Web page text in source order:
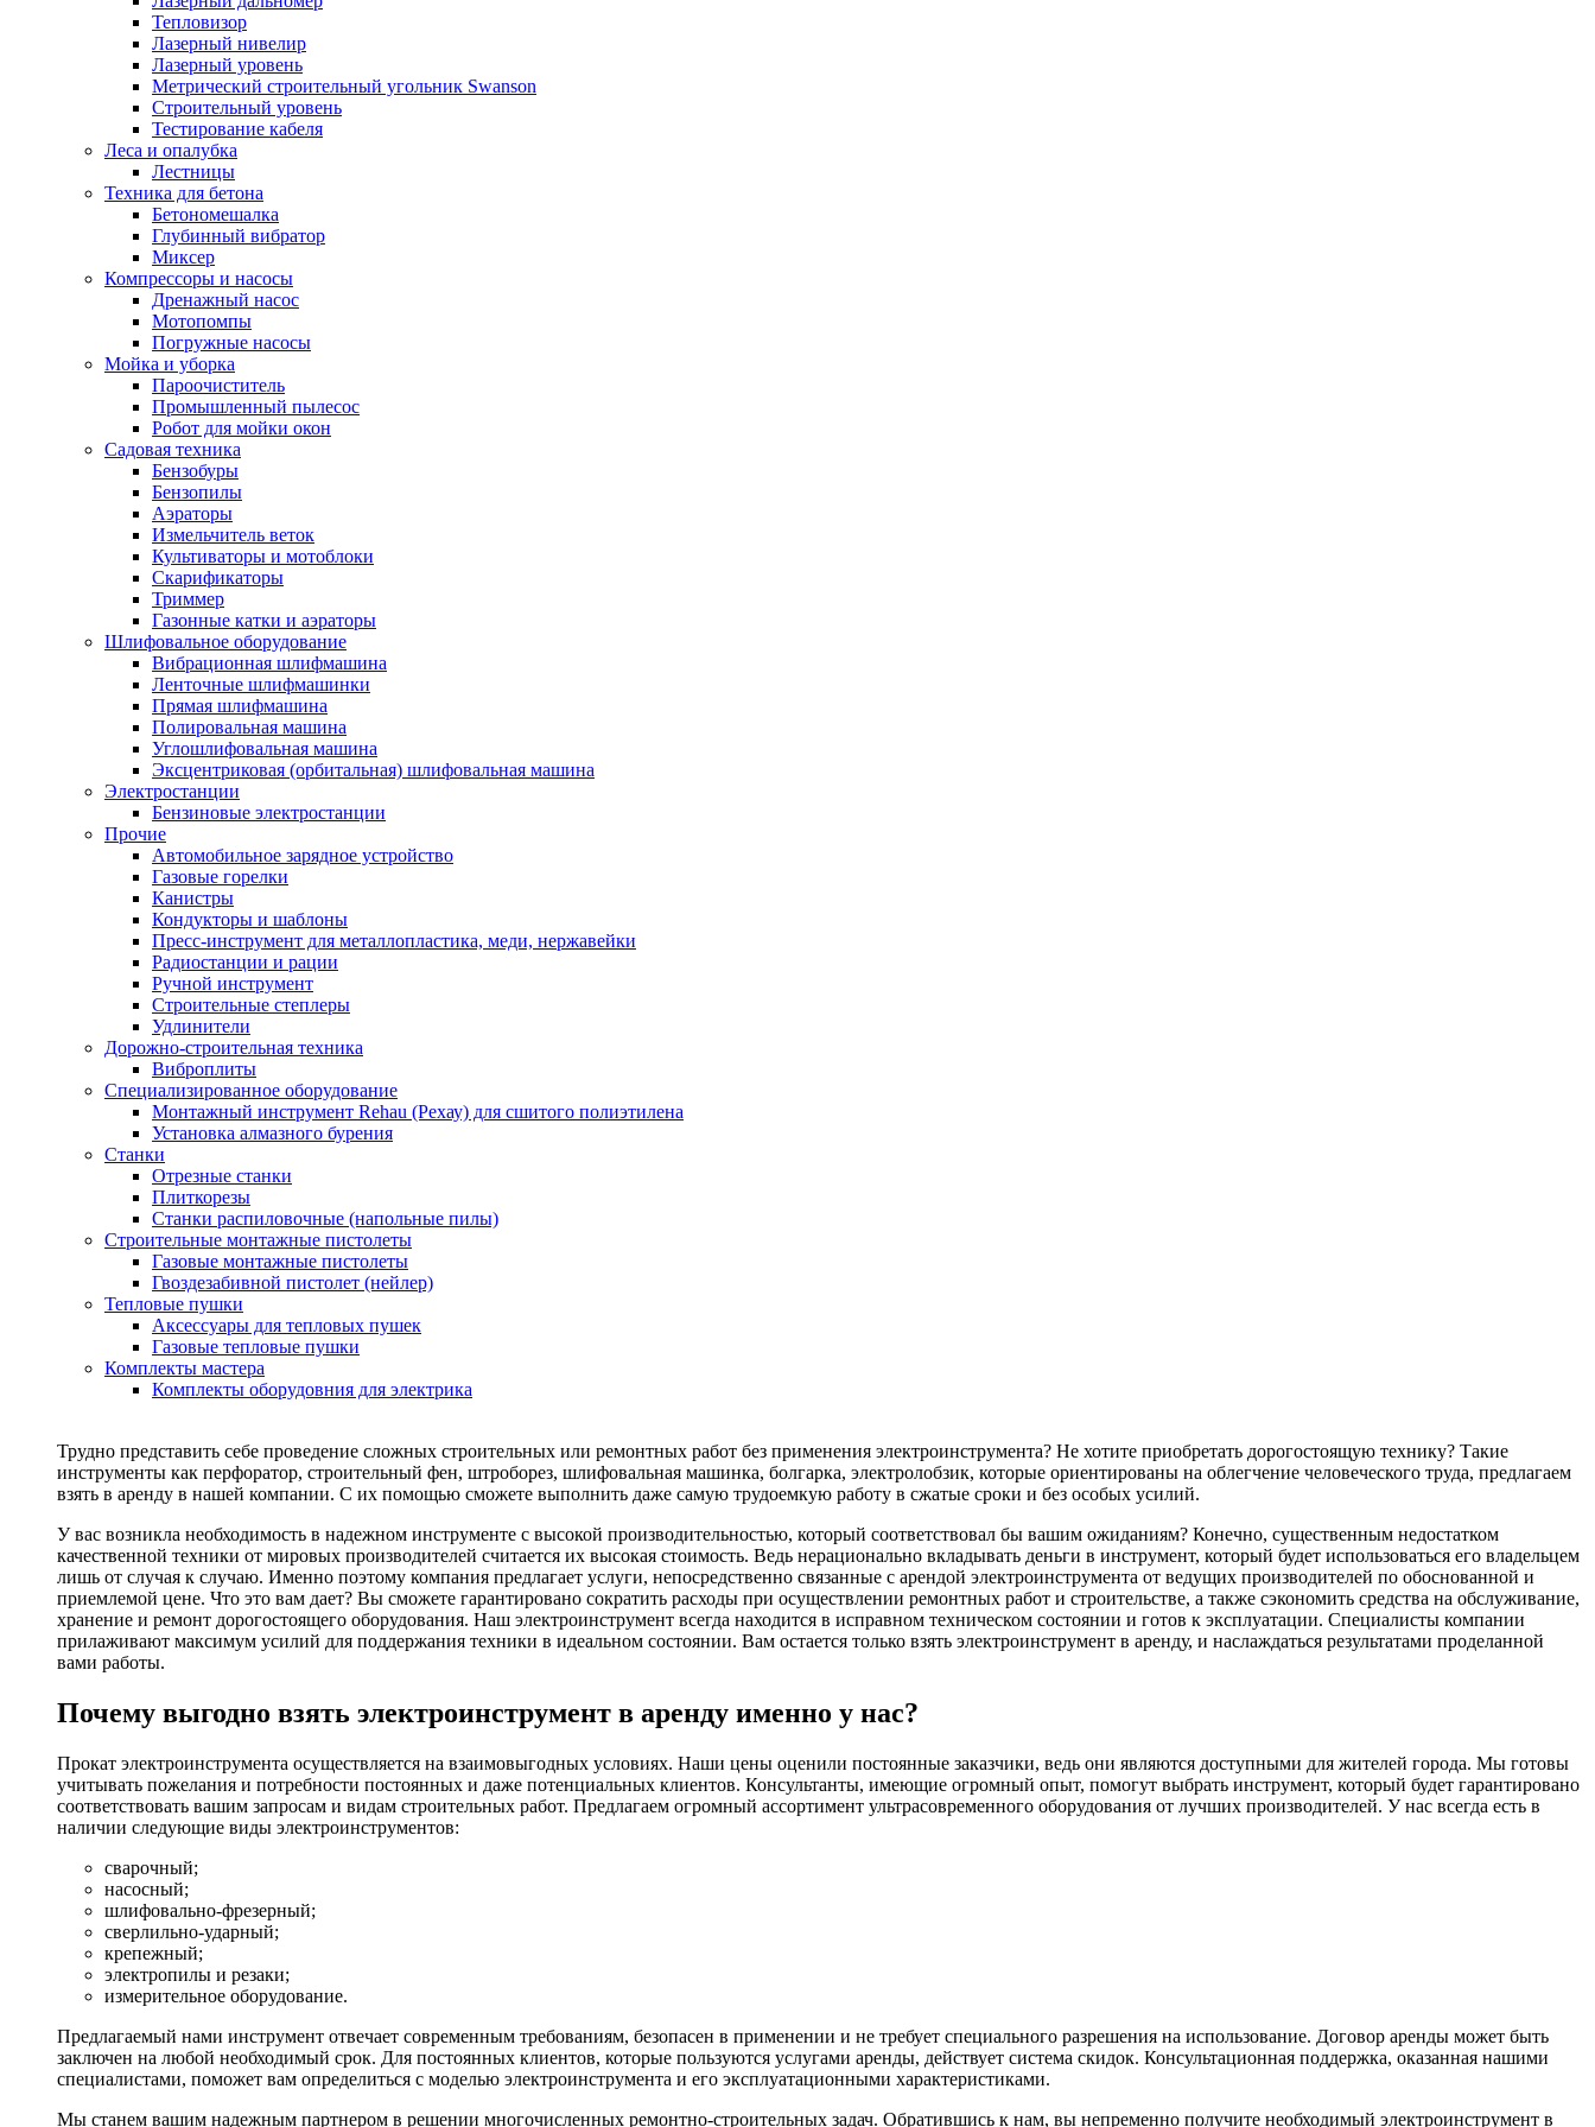
Тепловизор
Лазерный нивелир
Лазерный уровень
Метрический строительный угольник Swanson
Строительный уровень
Тестирование кабеля
Леса и опалубка
Лестницы
Техника для бетона
Бетономешалка
Глубинный вибратор
Миксер
Компрессоры и насосы
Дренажный насос
Мотопомпы
Погружные насосы
Мойка и уборка
Пароочиститель
Промышленный пылесос
Робот для мойки окон
Садовая техника
Бензобуры
Бензопилы
Аэраторы
Измельчитель веток
Культиваторы и мотоблоки
Скарификаторы
Триммер
Газонные катки и аэраторы
Шлифовальное оборудование
Вибрационная шлифмашина
Ленточные шлифмашинки
Прямая шлифмашина
Полировальная машина
Углошлифовальная машина
Эксцентриковая (орбитальная) шлифовальная машина
Электростанции
Бензиновые электростанции
Прочие
Автомобильное зарядное устройство
Газовые горелки
Канистры
Кондукторы и шаблоны
Пресс-инструмент для металлопластика, меди, нержавейки
Радиостанции и рации
Ручной инструмент
Строительные степлеры
Удлинители
Дорожно-строительная техника
Виброплиты
Специализированное оборудование
Монтажный инструмент Rehau (Рехау) для сшитого полиэтилена
Установка алмазного бурения
Станки
Отрезные станки
Плиткорезы
Станки распиловочные (напольные пилы)
Строительные монтажные пистолеты
Газовые монтажные пистолеты
Гвоздезабивной пистолет (нейлер)
Тепловые пушки
Аксессуары для тепловых пушек
Газовые тепловые пушки
Комплекты мастера
Комплекты оборудовния для электрика
Трудно представить себе проведение сложных строительных или ремонтных работ без применения электроинструмента? Не хотите приобретать дорогостоящую технику? Такие
инструменты как перфоратор, строительный фен, штроборез, шлифовальная машинка, болгарка, электролобзик, которые ориентированы на облегчение человеческого труда, предлагаем
взять в аренду в нашей компании. С их помощью сможете выполнить даже самую трудоемкую работу в сжатые сроки и без особых усилий.
У вас возникла необходимость в надежном инструменте с высокой производительностью, который соответствовал бы вашим ожиданиям? Конечно, существенным недостатком
качественной техники от мировых производителей считается их высокая стоимость. Ведь нерационально вкладывать деньги в инструмент, который будет использоваться его владельцем
лишь от случая к случаю. Именно поэтому компания предлагает услуги, непосредственно связанные с арендой электроинструмента от ведущих производителей по обоснованной и
приемлемой цене. Что это вам дает? Вы сможете гарантировано сократить расходы при осуществлении ремонтных работ и строительстве, а также сэкономить средства на обслуживание,
хранение и ремонт дорогостоящего оборудования. Наш электроинструмент всегда находится в исправном техническом состоянии и готов к эксплуатации. Специалисты компании
прилаживают максимум усилий для поддержания техники в идеальном состоянии. Вам остается только взять электроинструмент в аренду, и наслаждаться результатами проделанной
вами работы.
Почему выгодно взять электроинструмент в аренду именно у нас?
Прокат электроинструмента осуществляется на взаимовыгодных условиях. Наши цены оценили постоянные заказчики, ведь они являются доступными для жителей города. Мы готовы
учитывать пожелания и потребности постоянных и даже потенциальных клиентов. Консультанты, имеющие огромный опыт, помогут выбрать инструмент, который будет гарантировано
соответствовать вашим запросам и видам строительных работ. Предлагаем огромный ассортимент ультрасовременного оборудования от лучших производителей. У нас всегда есть в
наличии следующие виды электроинструментов:
сварочный;
насосный;
шлифовально-фрезерный;
сверлильно-ударный;
крепежный;
электропилы и резаки;
измерительное оборудование.
Предлагаемый нами инструмент отвечает современным требованиям, безопасен в применении и не требует специального разрешения на использование. Договор аренды может быть
заключен на любой необходимый срок. Для постоянных клиентов, которые пользуются услугами аренды, действует система скидок. Консультационная поддержка, оказанная нашими
специалистами, поможет вам определиться с моделью электроинструмента и его эксплуатационными характеристиками.
Мы станем вашим надежным партнером в решении многочисленных ремонтно-строительных задач. Обратившись к нам, вы непременно получите необходимый электроинструмент в